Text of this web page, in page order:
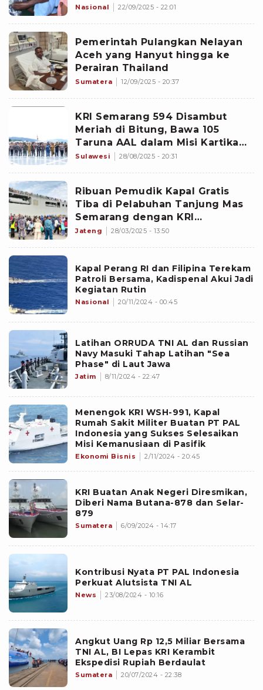
Sosial Kemhan di Merauke
Nasional 22/09/2025 - 22:01
Pemerintah Pulangkan Nelayan
Aceh yang Hanyut hingga ke
Perairan Thailand
Sumatera 12/09/2025 - 20:37
KRI Semarang 594 Disambut
Meriah di Bitung, Bawa 105
Taruna AAL dalam Misi Kartika
Jala Krida 2025
Sulawesi 28/08/2025 - 20:31
Ribuan Pemudik Kapal Gratis
Tiba di Pelabuhan Tanjung Mas
Semarang dengan KRI
Banjarmasin
Jateng 28/03/2025 - 13:50
Kapal Perang RI dan Filipina Terekam
Patroli Bersama, Kadispenal Akui Jadi
Kegiatan Rutin
Nasional 20/11/2024 - 00:45
Latihan ORRUDA TNI AL dan Russian
Navy Masuki Tahap Latihan "Sea
Phase" di Laut Jawa
Jatim 8/11/2024 - 22:47
Menengok KRI WSH-991, Kapal
Rumah Sakit Militer Buatan PT PAL
Indonesia yang Sukses Selesaikan
Misi Kemanusiaan di Pasifik
Ekonomi Bisnis 2/11/2024 - 20:45
KRI Buatan Anak Negeri Diresmikan,
Diberi Nama Butana-878 dan Selar-
879
Sumatera 6/09/2024 - 14:17
Kontribusi Nyata PT PAL Indonesia
Perkuat Alutsista TNI AL
News 23/08/2024 - 10:16
Angkut Uang Rp 12,5 Miliar Bersama
TNI AL, BI Lepas KRI Kerambit
Ekspedisi Rupiah Berdaulat
Sumatera 20/07/2024 - 22:38